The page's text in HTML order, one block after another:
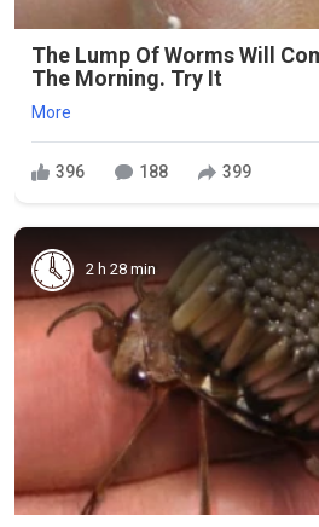
The Lump Of Worms Will
The Morning. Try It
More
396 188 399
2 h 28 min